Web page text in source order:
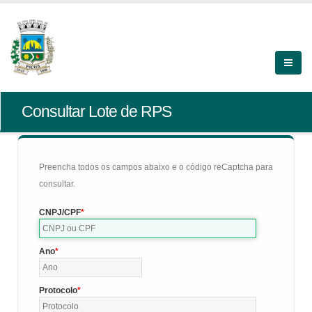
Consultar Lote de RPS
Preencha todos os campos abaixo e o código reCaptcha para
consultar.
CNPJ/CPF
Ano
Protocolo